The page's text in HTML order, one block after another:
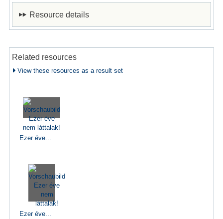
Resource details
Related resources
View these resources as a result set
Ezer éve...
Ezer éve...